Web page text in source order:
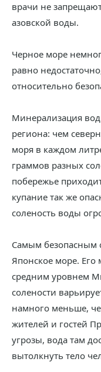
врачи не
азовской воды.
Черное море
равно
относительно
Минерализация вод
региона: чем
моря в каждом
граммов разных
побережье
купание так же
соленость воды
Самым безопасным
Японское море. Его
средним уровнем
солености
намного меньше,
жителей и гостей
угрозы, вода там
вытолкнуть тело